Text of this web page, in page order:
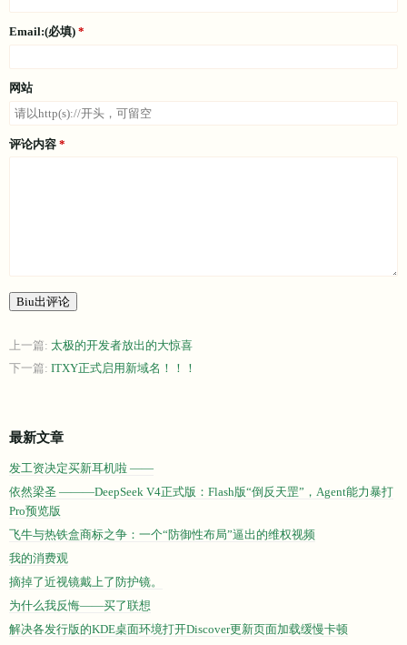
Email:(必填)
网站
评论内容
Biu出评论
上一篇: 太极的开发者放出的大惊喜
下一篇: ITXY正式启用新域名！！！
最新文章
发工资决定买新耳机啦 ——
依然梁圣 ———DeepSeek V4正式版：Flash版“倒反天罡”，Agent能力暴打
Pro预览版
飞牛与热铁盒商标之争：一个“防御性布局”逼出的维权视频
我的消费观
摘掉了近视镜戴上了防护镜。
为什么我反悔——买了联想
解决各发行版的KDE桌面环境打开Discover更新页面加载缓慢卡顿